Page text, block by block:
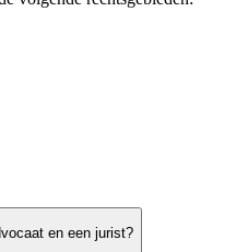
en een jurist?